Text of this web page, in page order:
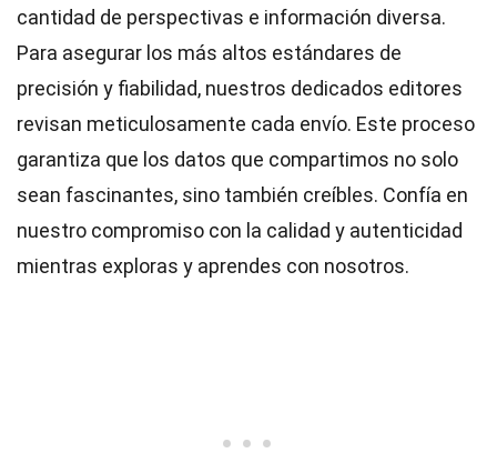
cantidad de perspectivas e información diversa.
Para asegurar los más altos estándares de
precisión y fiabilidad, nuestros dedicados editores
revisan meticulosamente cada envío. Este proceso
garantiza que los datos que compartimos no solo
sean fascinantes, sino también creíbles. Confía en
nuestro compromiso con la calidad y autenticidad
mientras exploras y aprendes con nosotros.